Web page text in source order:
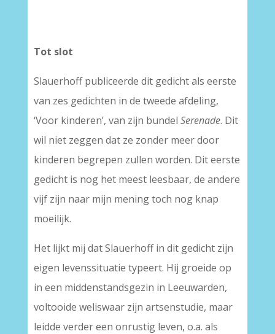
Tot slot
Slauerhoff publiceerde dit gedicht als eerste
van zes gedichten in de tweede afdeling,
‘Voor kinderen’, van zijn bundel Serenade. Dit
wil niet zeggen dat ze zonder meer door
kinderen begrepen zullen worden. Dit eerste
gedicht is nog het meest leesbaar, de andere
vijf zijn naar mijn mening toch nog knap
moeilijk.
Het lijkt mij dat Slauerhoff in dit gedicht zijn
eigen levenssituatie typeert. Hij groeide op
in een middenstandsgezin in Leeuwarden,
voltooide weliswaar zijn artsenstudie, maar
leidde verder een onrustig leven, o.a. als